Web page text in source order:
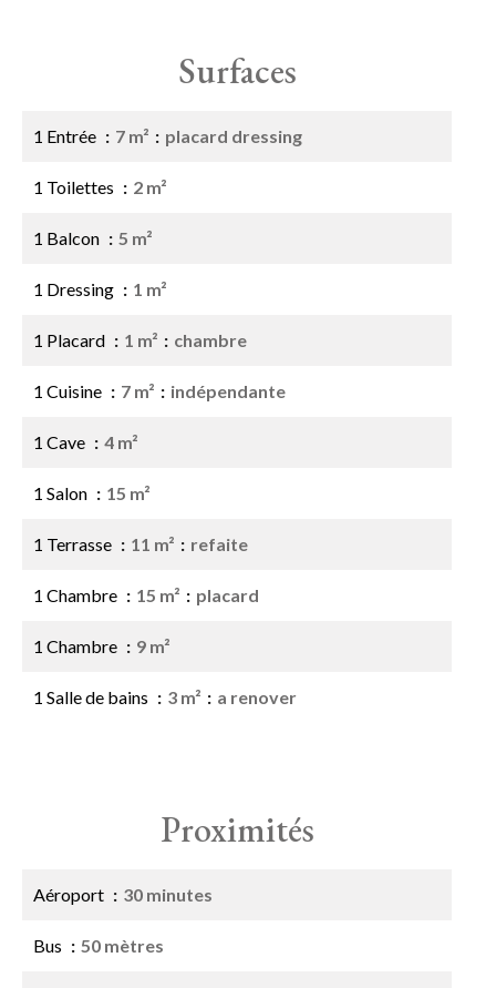
Surfaces
1 Entrée 7 m² placard dressing
1 Toilettes 2 m²
1 Balcon 5 m²
1 Dressing 1 m²
1 Placard 1 m² chambre
1 Cuisine 7 m² indépendante
1 Cave 4 m²
1 Salon 15 m²
1 Terrasse 11 m² refaite
1 Chambre 15 m² placard
1 Chambre 9 m²
1 Salle de bains 3 m² a renover
Proximités
Aéroport 30 minutes
Bus 50 mètres